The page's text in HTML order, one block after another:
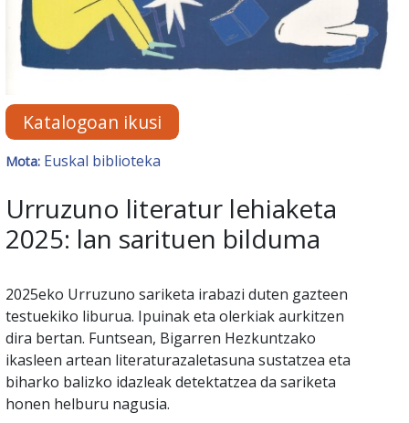
Katalogoan ikusi
Mota: Euskal biblioteka
Urruzuno literatur lehiaketa
2025: lan sarituen bilduma
2025eko Urruzuno sariketa irabazi duten gazteen
testuekiko liburua. Ipuinak eta olerkiak aurkitzen
dira bertan. Funtsean, Bigarren Hezkuntzako
ikasleen artean literaturazaletasuna sustatzea eta
biharko balizko idazleak detektatzea da sariketa
honen helburu nagusia.